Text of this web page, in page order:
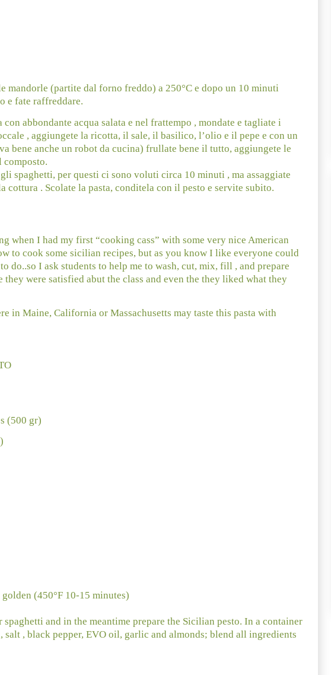
mandorle (partite dal forno freddo) a 250°C e dopo un 10 minuti
e fate raffreddare.
abbondante acqua salata e nel frattempo , mondate e tagliate i
, aggiungete la ricotta, il sale, il basilico, l’olio e il pepe e con un
bene anche un robot da cucina) frullate bene il tutto, aggiungete le
composto.
spaghetti, per questi ci sono voluti circa 10 minuti , ma assaggiate
cottura . Scolate la pasta, conditela con il pesto e servite subito.
when I had my first “cooking cass” with some very nice American
to cook some sicilian recipes, but as you know I like everyone could
do..so I ask students to help me to wash, cut, mix, fill , and prepare
they were satisfied abut the class and even the they liked what they
in Maine, California or Massachusetts may taste this pasta with
(500 gr)
(450°F 10-15 minutes)
spaghetti and in the meantime prepare the Sicilian pesto. In a container
salt , black pepper, EVO oil, garlic and almonds; blend all ingredients